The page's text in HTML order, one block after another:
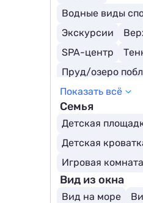
Водные виды
Экскурсии
SPA-центр
Пруд/озеро
Гольф
Рафтинг
Тренажерный зал
Показать всё
Семья
Детская
Детская
Игровая комната
Вид из окна
Вид на море